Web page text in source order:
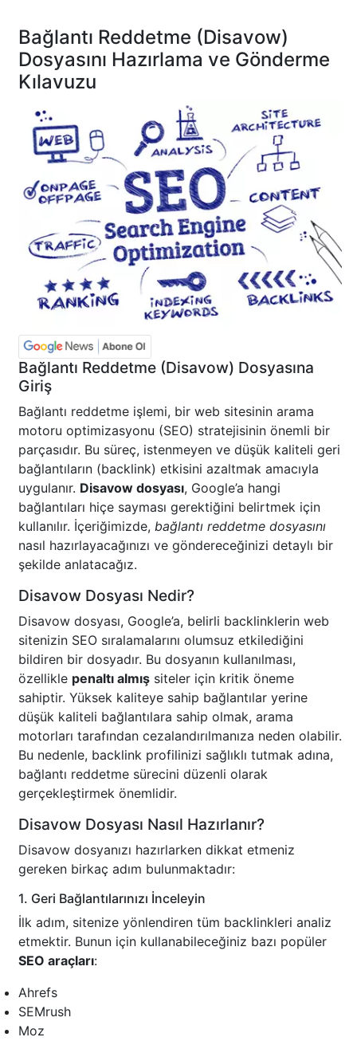
Bağlantı Reddetme (Disavow)
Dosyasını Hazırlama ve Gönderme
Kılavuzu
Bağlantı Reddetme (Disavow) Dosyasına
Giriş
Bağlantı reddetme işlemi, bir web sitesinin arama
motoru optimizasyonu (SEO) stratejisinin önemli bir
parçasıdır. Bu süreç, istenmeyen ve düşük kaliteli geri
bağlantıların (backlink) etkisini azaltmak amacıyla
uygulanır. Disavow dosyası, Google’a hangi
bağlantıları hiçe sayması gerektiğini belirtmek için
kullanılır. İçeriğimizde, bağlantı reddetme dosyasını
nasıl hazırlayacağınızı ve göndereceğinizi detaylı bir
şekilde anlatacağız.
Disavow Dosyası Nedir?
Disavow dosyası, Google’a, belirli backlinklerin web
sitenizin SEO sıralamalarını olumsuz etkilediğini
bildiren bir dosyadır. Bu dosyanın kullanılması,
özellikle penaltı almış siteler için kritik öneme
sahiptir. Yüksek kaliteye sahip bağlantılar yerine
düşük kaliteli bağlantılara sahip olmak, arama
motorları tarafından cezalandırılmanıza neden olabilir.
Bu nedenle, backlink profilinizi sağlıklı tutmak adına,
bağlantı reddetme sürecini düzenli olarak
gerçekleştirmek önemlidir.
Disavow Dosyası Nasıl Hazırlanır?
Disavow dosyanızı hazırlarken dikkat etmeniz
gereken birkaç adım bulunmaktadır:
1. Geri Bağlantılarınızı İnceleyin
İlk adım, sitenize yönlendiren tüm backlinkleri analiz
etmektir. Bunun için kullanabileceğiniz bazı popüler
SEO araçları:
Ahrefs
SEMrush
Moz